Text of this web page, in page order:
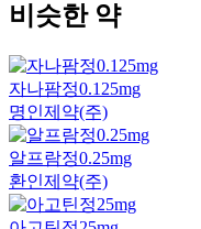
비슷한 약
자나팜정0.125mg
명인제약(주)
알프람정0.25mg
환인제약(주)